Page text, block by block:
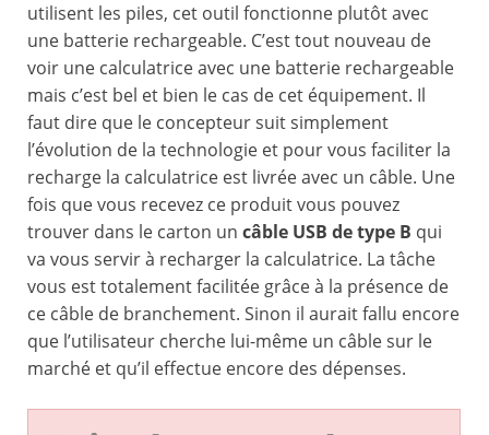
utilisent les piles, cet outil fonctionne plutôt avec
une batterie rechargeable. C’est tout nouveau de
voir une calculatrice avec une batterie rechargeable
mais c’est bel et bien le cas de cet équipement. Il
faut dire que le concepteur suit simplement
l’évolution de la technologie et pour vous faciliter la
recharge la calculatrice est livrée avec un câble. Une
fois que vous recevez ce produit vous pouvez
trouver dans le carton un câble USB de type B qui
va vous servir à recharger la calculatrice. La tâche
vous est totalement facilitée grâce à la présence de
ce câble de branchement. Sinon il aurait fallu encore
que l’utilisateur cherche lui-même un câble sur le
marché et qu’il effectue encore des dépenses.